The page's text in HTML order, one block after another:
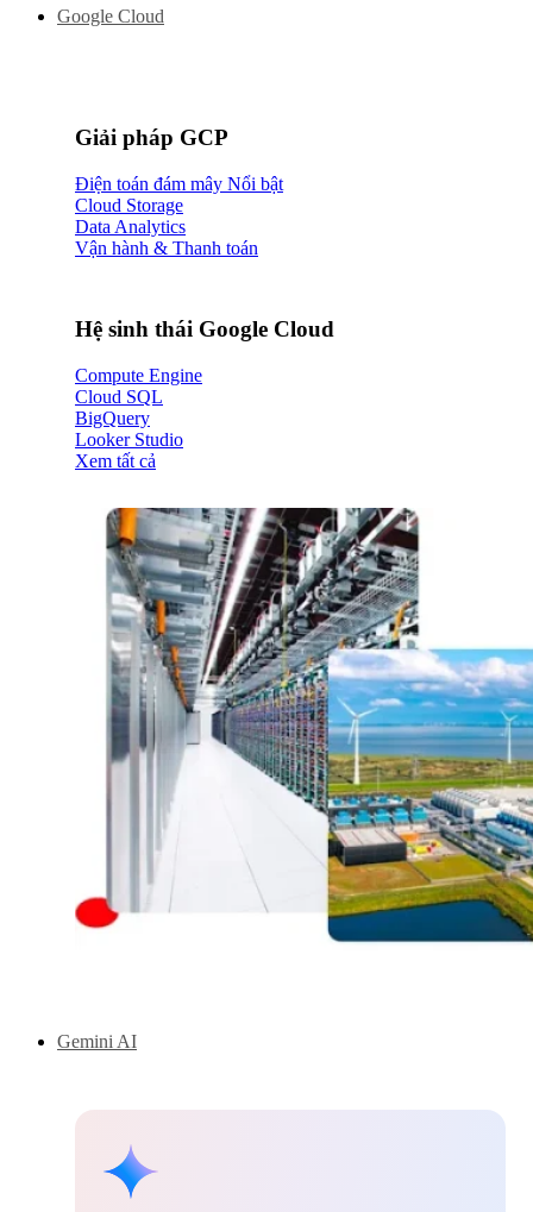
Google Cloud
Giải pháp GCP
Điện toán đám mây
Cloud Storage
Data Analytics
Vận hành & Thanh toán
Hệ sinh thái Google Cloud
Compute Engine
Cloud SQL
BigQuery
Looker Studio
Xem tất cả
Gemini AI